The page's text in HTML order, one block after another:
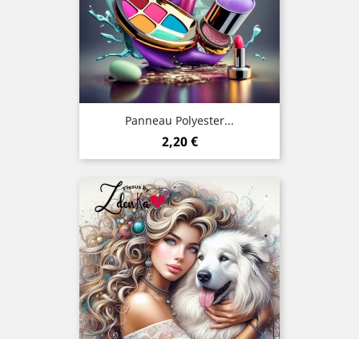
Panneau Polyester...
Prix
2,20 €